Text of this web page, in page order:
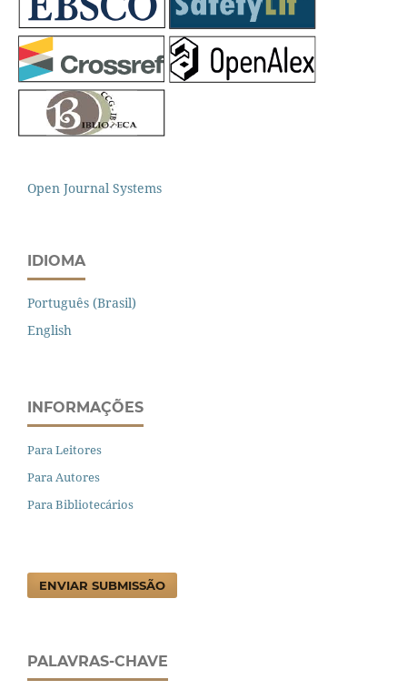
Open Journal Systems
IDIOMA
Português (Brasil)
English
INFORMAÇÕES
Para Leitores
Para Autores
Para Bibliotecários
ENVIAR SUBMISSÃO
PALAVRAS-CHAVE